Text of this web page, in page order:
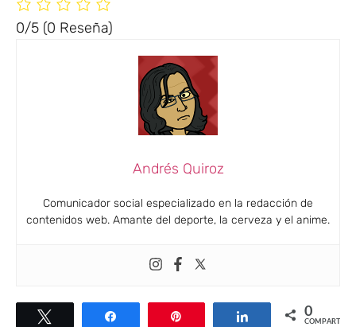
0/5 (0 Reseña)
Andrés Quiroz
Comunicador social especializado en la redacción de
contenidos web. Amante del deporte, la cerveza y el anime.
Compartir Compartir0
COMPARTIR